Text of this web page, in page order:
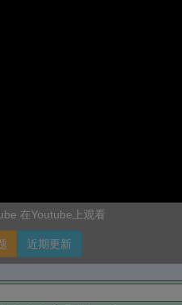
在Youtube上观看
近期更新